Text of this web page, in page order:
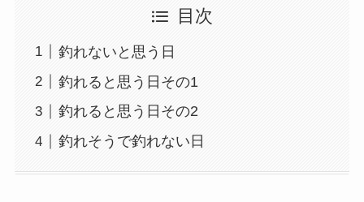
目次
釣れないと思う日
釣れると思う日その1
釣れると思う日その2
釣れそうで釣れない日